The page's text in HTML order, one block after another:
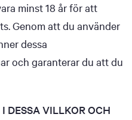
minst 18 år för att
Genom att du använder
dessa
och garanterar du att du
DESSA VILLKOR OCH